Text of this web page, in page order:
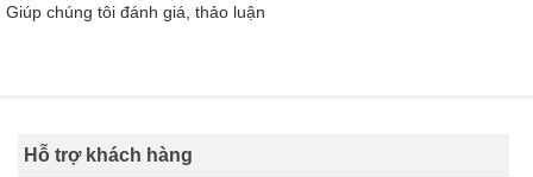
Giúp chúng tôi đánh giá, thảo luận
Hỗ trợ khách hàng